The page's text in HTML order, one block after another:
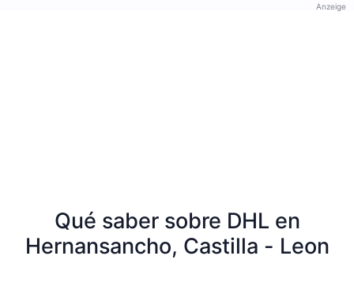
Anzeige
Qué saber sobre DHL en
Hernansancho, Castilla - Leon